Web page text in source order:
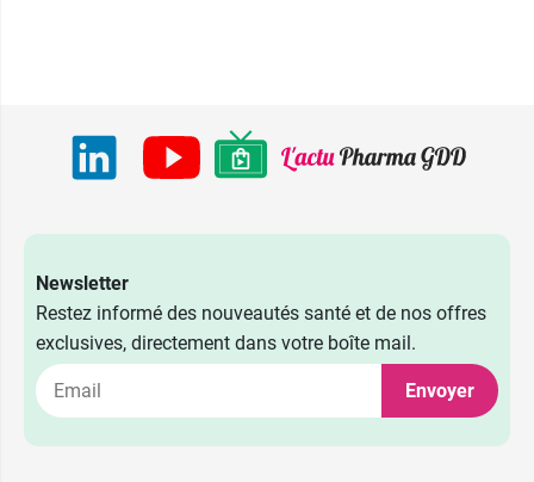
3 cm x 2,5 m 4,46 €
Newsletter
Restez informé des nouveautés santé et de nos offres
exclusives, directement dans votre boîte mail.
Envoyer